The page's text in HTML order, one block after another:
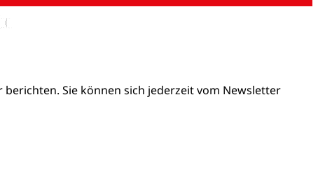
Sie können sich jederzeit vom Newsletter